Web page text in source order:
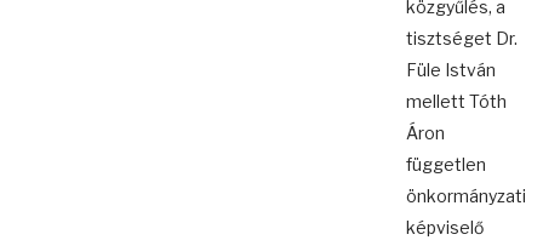
közgyűlés, a
tisztséget Dr.
Füle István
mellett Tóth
Áron
független
önkormányzati
képviselő